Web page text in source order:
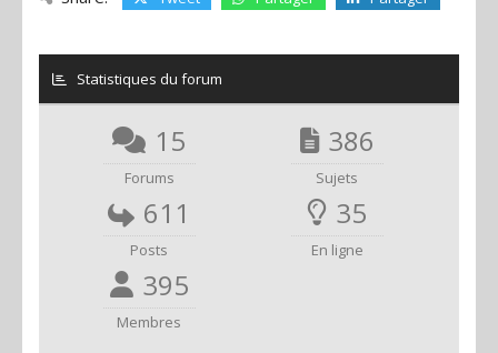
Statistiques du forum
15
Forums
386
Sujets
611
Posts
35
En ligne
395
Membres